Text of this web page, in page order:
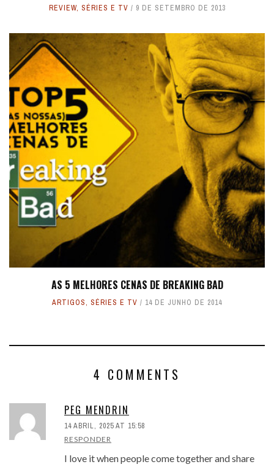
REVIEW, SÉRIES E TV 9 DE SETEMBRO DE 2013
AS 5 MELHORES CENAS DE BREAKING BAD
ARTIGOS, SÉRIES E TV 14 DE JUNHO DE 2014
4 COMMENTS
PEG MENDRIN
14 ABRIL, 2025 AT 15:58
RESPONDER
I love it when people come together and share